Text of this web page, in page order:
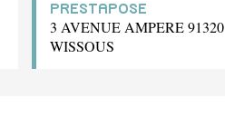
PRESTAPOSE
3 AVENUE AMPERE 91320
WISSOUS